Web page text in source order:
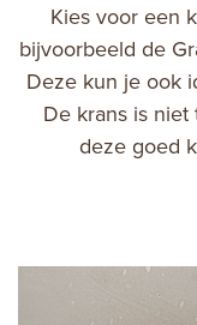
Kies voor een
bijvoorbeeld de
Deze kun je ook
De krans is
deze goed